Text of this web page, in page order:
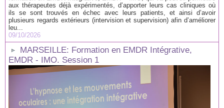
aux thérapeutes déjà expérimentés, d’apporter leurs cas cliniques où
ils se sont trouvés en échec avec leurs patients, et ainsi d’avoir
plusieurs regards extérieurs (intervision et supervision) afin d’améliorer
leu...
09/10/2026
MARSEILLE: Formation en EMDR Intégrative,
EMDR - IMO. Session 1